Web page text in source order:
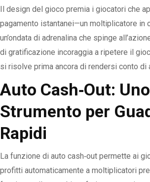
Il design del gioco premia i giocatori che
pagamento istantanei—un moltiplicatore in
un’ondata di adrenalina che spinge
di gratificazione incoraggia a ripetere il
si risolve prima ancora di rendersi conto di
Auto Cash‑Out: Uno
Strumento per
Rapidi
La funzione di auto cash‑out permette ai
profitti automaticamente a moltiplicatori